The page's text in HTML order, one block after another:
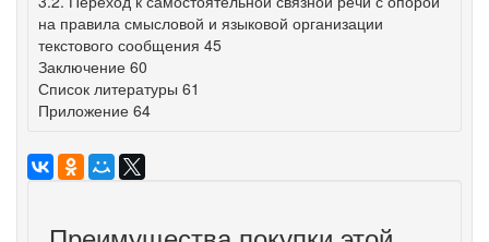
на правила смысловой и языковой организации
текстового сообщения 45
Заключение 60
Список литературы 61
Приложение 64